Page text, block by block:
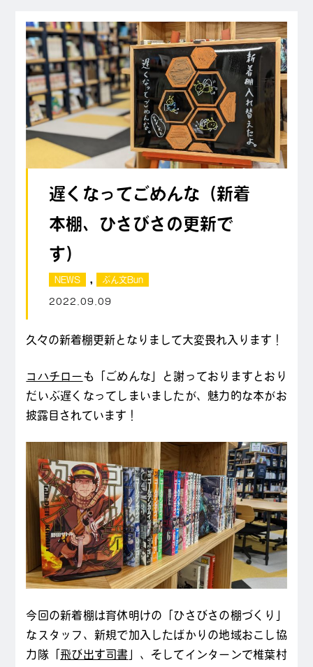
遅くなってごめんな（新着
本棚、ひさびさの更新で
す）
NEWS , ぶん文Bun
2022.09.09
久々の新着棚更新となりまして大変畏れ入ります！
コハチローも「ごめんな」と謝っておりますとおり
だいぶ遅くなってしまいましたが、魅力的な本がお
披露目されています！
今回の新着棚は育休明けの「ひさびさの棚づくり」
なスタッフ、新規で加入したばかりの地域おこし協
力隊「飛び出す司書 」、そしてインターンで椎葉村